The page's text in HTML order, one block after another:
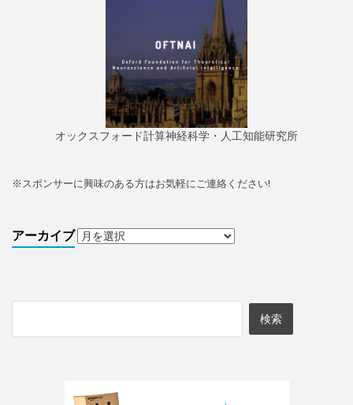
オックスフォード計算神経科学・人工知能研究所
※ スポンサーに興味のある方はお気軽にご連絡ください!
アーカイブ